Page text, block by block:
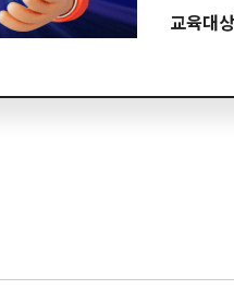
교육대상